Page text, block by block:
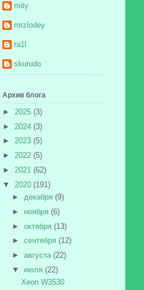
mity
mrzlodey
ra1l
skurudo
Архив блога
► 2025 (3)
► 2024 (3)
► 2023 (5)
► 2022 (5)
► 2021 (62)
▼ 2020 (191)
► декабря (9)
► ноября (6)
► октября (13)
► сентября (12)
► августа (22)
▼ июля (22)
Xeon W3530